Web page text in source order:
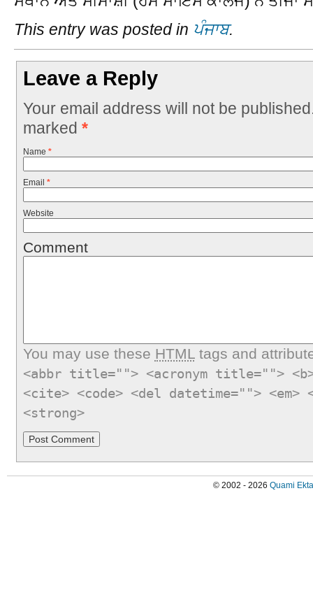
This entry was posted in ਪੰਜਾਬ.
Leave a Reply
Your email address will not be
marked *
Name *
Email *
Website
Comment
You may use these HTMLtags and
<abbr title=""> <acronym title="">
<cite> <code> <del datetime="">
<strong>
© 2002 - 2026 Quami